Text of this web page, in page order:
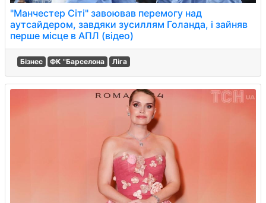
"Манчестер Сіті" завоював перемогу над
аутсайдером, завдяки зусиллям Голанда, і зайняв
перше місце в АПЛ (відео)
Бізнес ФК "Барселона Ліга